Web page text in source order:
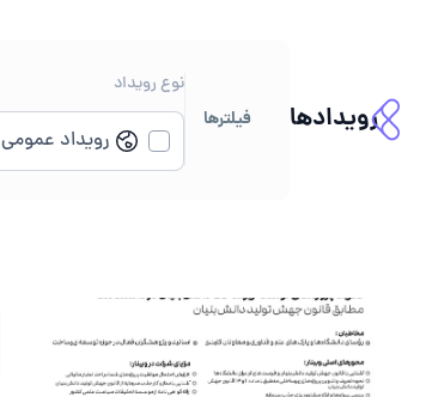
رویدادها فیلتر‌ها
نوع رویداد
رویداد عمومی